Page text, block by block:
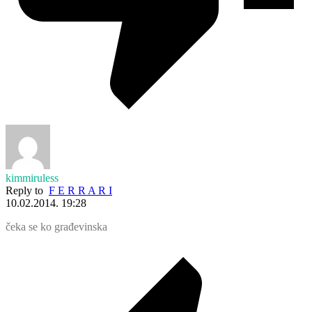
kimmiruless
Reply to F E R R A R I
10.02.2014. 19:28
čeka se ko građevinska